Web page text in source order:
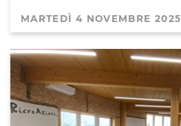
MARTEDÌ 4 NOVEMBRE 2025